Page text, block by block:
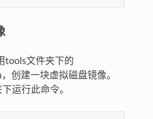
文件夹下的
创建一块虚拟磁盘镜像。
运行此命令。